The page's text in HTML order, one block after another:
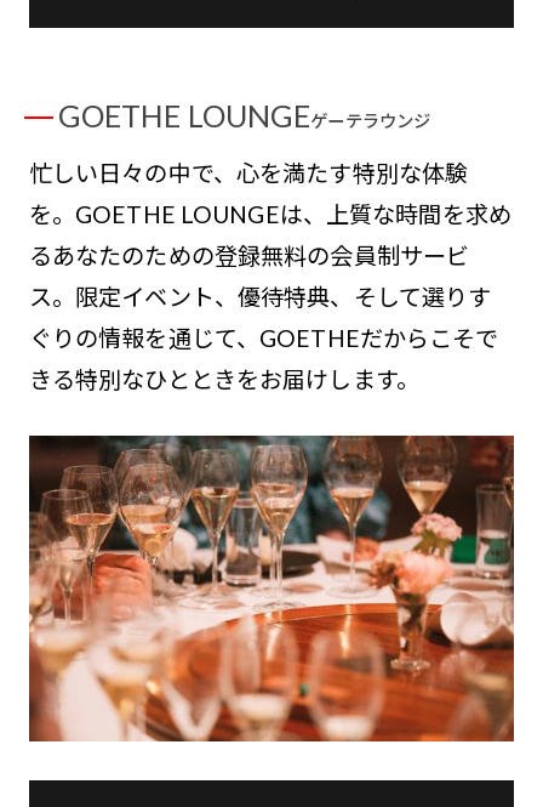
GOETHE LOUNGEゲーテラウンジ
忙しい日々の中で、心を満たす特別な体験
を。GOETHE LOUNGEは、上質な時間を求め
るあなたのための登録無料の会員制サービ
ス。限定イベント、優待特典、そして選りす
ぐりの情報を通じて、GOETHEだからこそで
きる特別なひとときをお届けします。